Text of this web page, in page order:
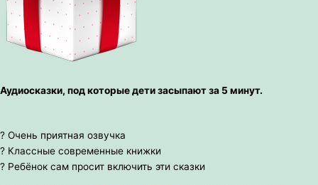
Аудиосказки, под которые дети засыпают за 5 минут.
? Очень приятная озвучка
? Классные современные книжки
? Ребёнок сам просит включить эти сказки